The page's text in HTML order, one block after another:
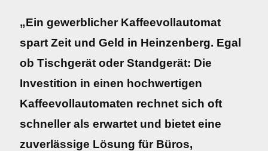
„Ein gewerblicher Kaffeevollautomat
spart Zeit und Geld in Heinzenberg. Egal
ob Tischgerät oder Standgerät: Die
Investition in einen hochwertigen
Kaffeevollautomaten rechnet sich oft
schneller als erwartet und bietet eine
zuverlässige Lösung für Büros,